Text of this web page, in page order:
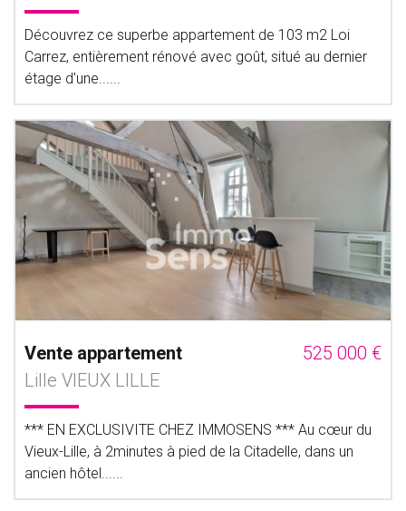
Découvrez ce superbe appartement de 103 m2 Loi
Carrez, entièrement rénové avec goût, situé au dernier
étage d'une......
Vente appartement
525 000 €
Lille VIEUX LILLE
*** EN EXCLUSIVITE CHEZ IMMOSENS *** Au cœur du
Vieux-Lille, à 2minutes à pied de la Citadelle, dans un
ancien hôtel......